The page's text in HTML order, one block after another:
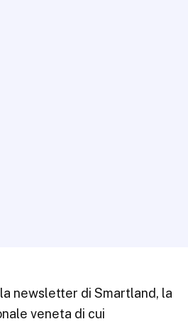
newsletter di Smartland, la
veneta di cui